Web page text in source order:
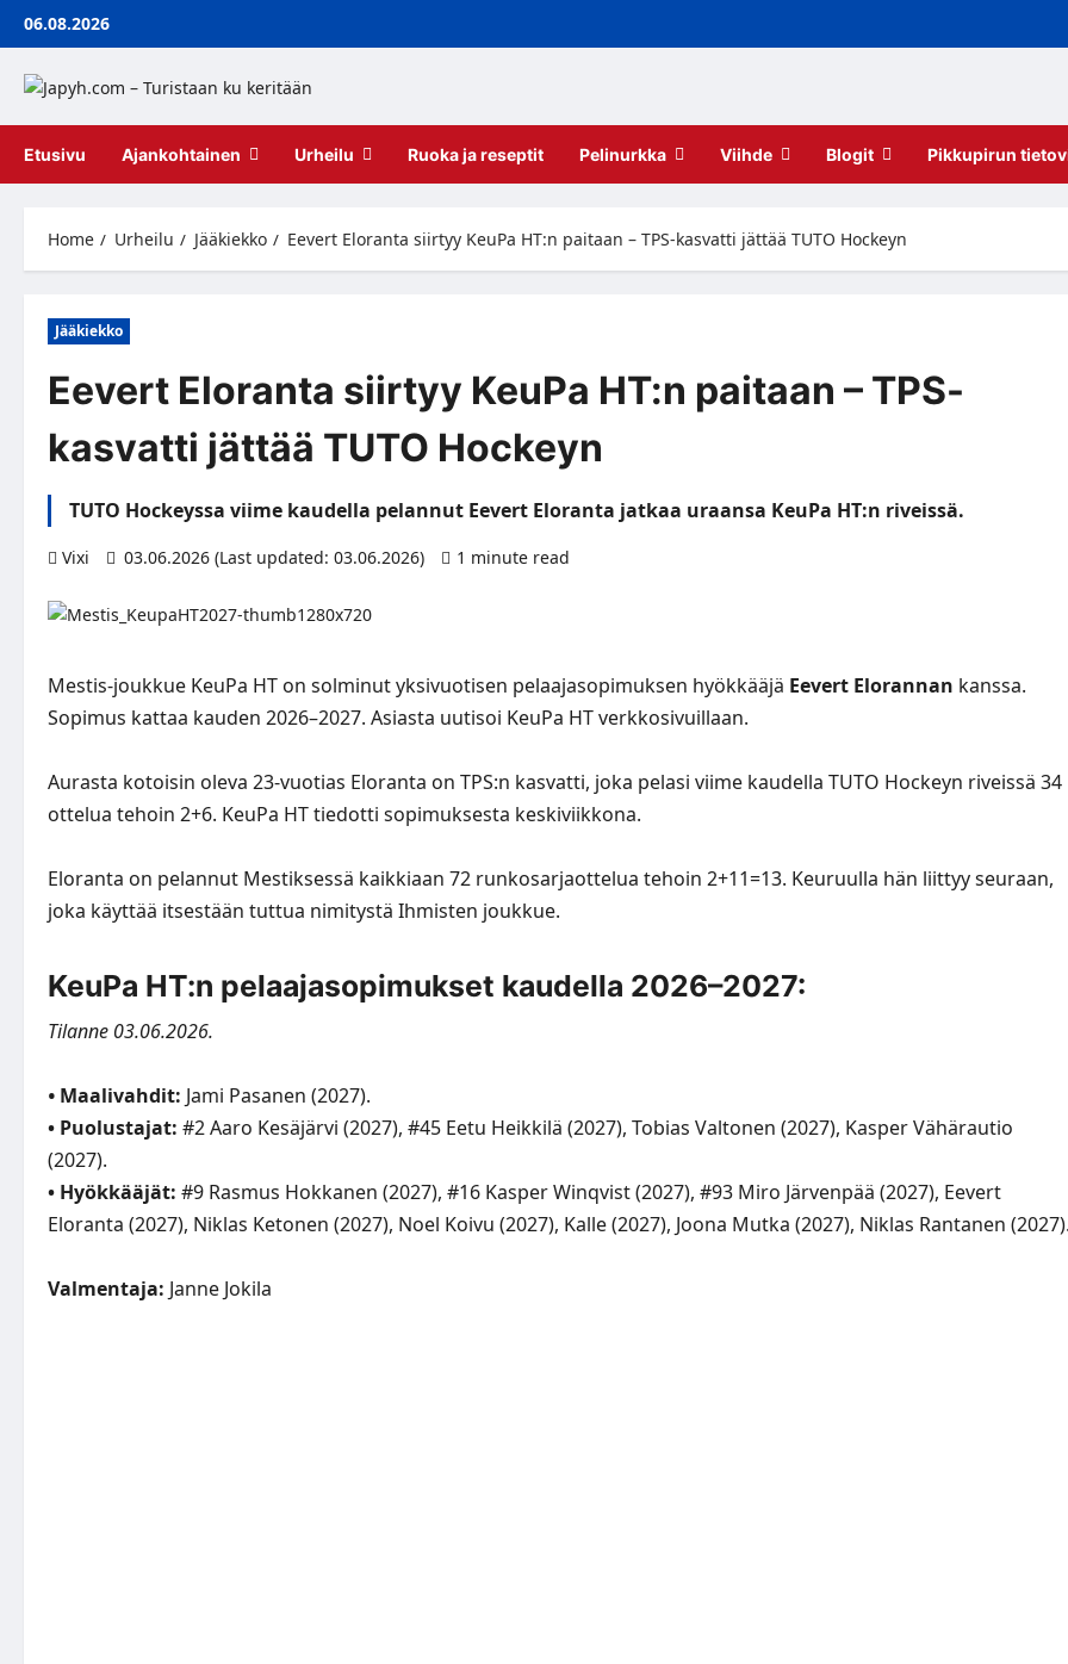
Skip06.08.2026
Etusivu Ajankohtainen Urheilu Ruoka ja reseptit Pelinurkka Viihde Blogit Pikkupirun
Home Urheilu Jääkiekko Eevert Eloranta siirtyy KeuPa HT:n paitaan – TPS-kasvatti jättää TUTO Hockeyn
Jääkiekko
Eevert Eloranta siirtyy KeuPa HT:n paitaan – TPS-
kasvatti jättää TUTO Hockeyn
TUTO Hockeyssa viime kaudella pelannut Eevert Eloranta jatkaa uraansa KeuPa HT:n riveissä.
Vixi 03.06.2026 (Last updated: 03.06.2026) 1 minute read
Mestis-joukkue KeuPa HT on solminut yksivuotisen pelaajasopimuksen hyökkääjä Eevert Elorannan kanssa.
Sopimus kattaa kauden 2026–2027. Asiasta uutisoi KeuPa HTverkkosivuillaan.
Aurasta kotoisin oleva 23-vuotias Eloranta on TPS:n kasvatti, joka pelasi viime kaudella TUTO Hockeyn riveissä 34
ottelua tehoin 2+6. KeuPa HT tiedotti sopimuksesta keskiviikkona.
Eloranta on pelannut Mestiksessä kaikkiaan 72 runkosarjaottelua tehoin 2+11=13. Keuruulla hän liittyy seuraan,
joka käyttää itsestään tuttua nimitystä Ihmisten joukkue.
KeuPa HT:n pelaajasopimukset kaudella 2026–2027:
Tilanne 03.06.2026.
• Maalivahdit: Jami Pasanen (2027).
• Puolustajat: #2 Aaro Kesäjärvi (2027), #45 Eetu Heikkilä (2027), Tobias Valtonen (2027), Kasper Vähärautio
(2027).
• Hyökkääjät: #9 Rasmus Hokkanen (2027), #16 Kasper Winqvist (2027), #93 Miro Järvenpää (2027), Eevert
Eloranta (2027), Niklas Ketonen (2027), Noel Koivu (2027), Kalle (2027), Joona Mutka (2027), Niklas Rantanen
Valmentaja: Janne Jokila